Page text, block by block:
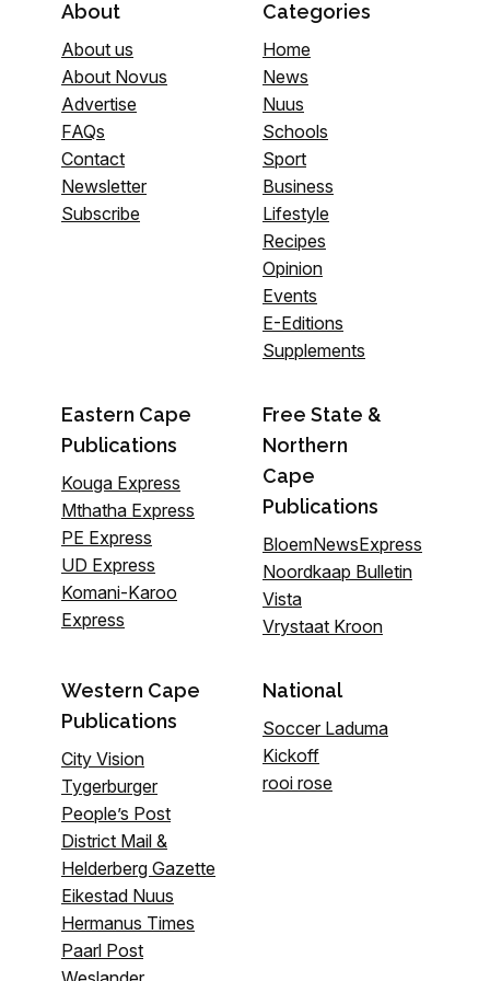
About
About us
About Novus
Advertise
FAQs
Contact
Newsletter
Subscribe
Categories
Home
News
Nuus
Schools
Sport
Business
Lifestyle
Recipes
Opinion
Events
E-Editions
Supplements
Eastern Cape
Publications
Kouga Express
Mthatha Express
PE Express
UD Express
Komani-Karoo
Express
Free State &
Northern
Cape
Publications
BloemNewsExpress
Noordkaap Bulletin
Vista
Vrystaat Kroon
Western Cape
Publications
City Vision
Tygerburger
People’s Post
District Mail &
Helderberg Gazette
Eikestad Nuus
Hermanus Times
Paarl Post
National
Soccer Laduma
Kickoff
rooi rose